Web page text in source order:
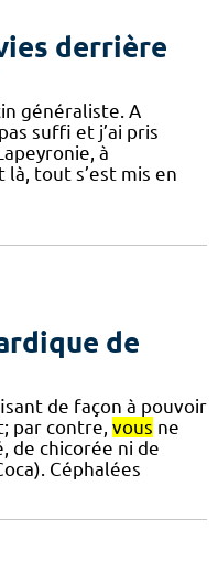
derrière
généraliste. A
suffi et j’ai pris
à
là, tout s’est mis en
de
de façon à pouvoir
par contre, vous ne
de chicorée ni de
Céphalées